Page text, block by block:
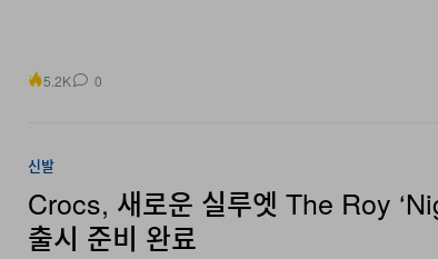
5.2K 0
신발
Crocs, 새로운 실루엣 The Roy
출시 준비 완료